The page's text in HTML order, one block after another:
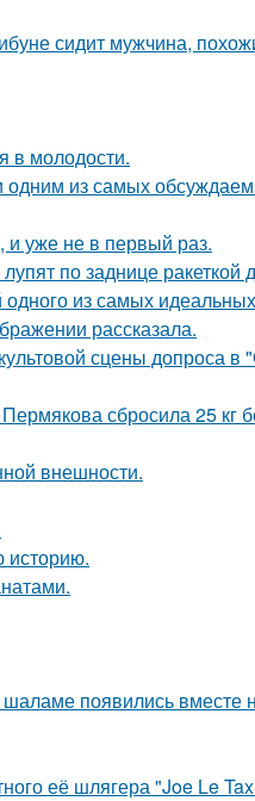
сидит мужчина,
в молодости.
одним из самых
и уже не в первый раз.
по заднице ракеткой
из самых
рассказала.
сцены допроса в
сбросила 25 кг
внешности.
историю.
появились вместе
её шлягера "Joe Le